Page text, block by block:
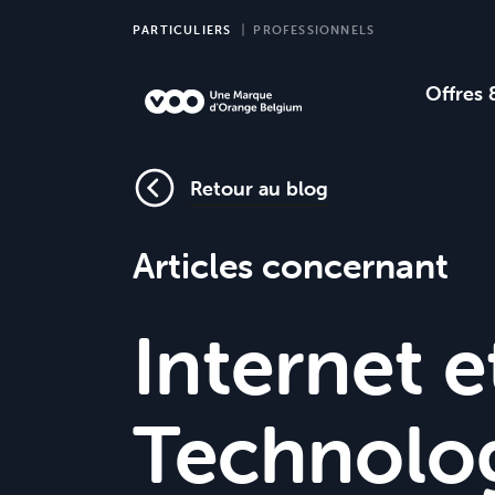
PARTICULIERS PROFESSIONNELS
Offres
Retour au blog
Articles concernant
Internet